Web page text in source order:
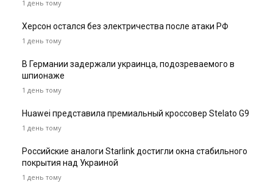
1 день тому
Херсон остался без электричества после атаки РФ
1 день тому
В Германии задержали украинца, подозреваемого в
шпионаже
1 день тому
Huawei представила премиальный кроссовер Stelato G9
1 день тому
Российские аналоги Starlink достигли окна стабильного
покрытия над Украиной
1 день тому